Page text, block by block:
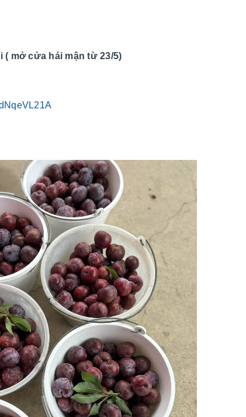
( mở cửa hái mận từ 23/5)